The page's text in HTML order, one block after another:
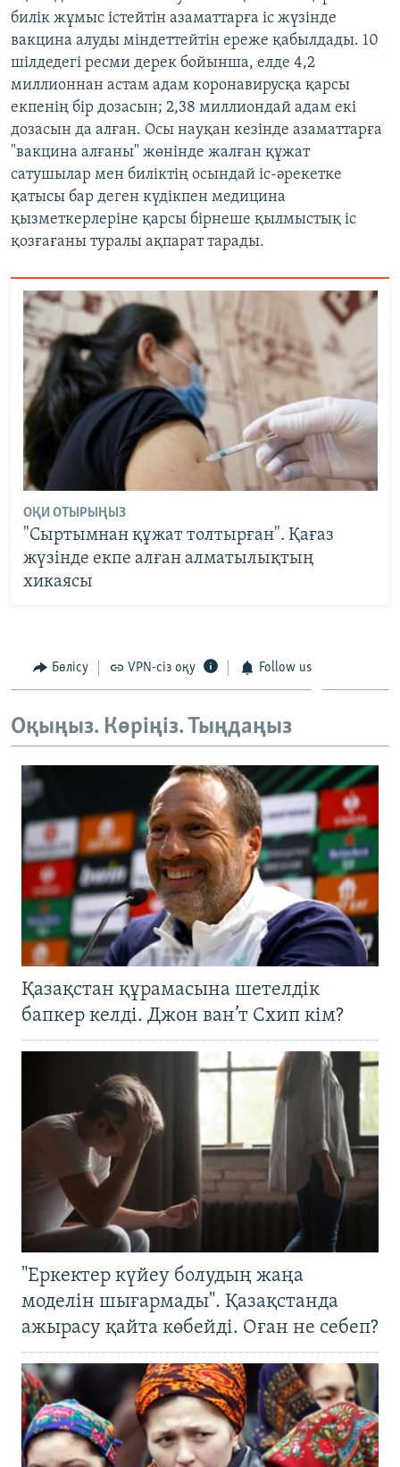
билік жұмыс істейтін азаматтарға іс жүзінде
вакцина алуды міндеттейтін ереже қабылдады. 10
шілдедегі ресми дерек бойынша, елде 4,2
миллионнан астам адам коронавирусқа қарсы
екпенің бір дозасын; 2,38 миллиондай адам екі
дозасын да алған. Осы науқан кезінде азаматтарға
"вакцина алғаны" жөнінде жалған құжат
сатушылар мен биліктің осындай іс-әрекетке
қатысы бар деген күдікпен медицина
қызметкерлеріне қарсы бірнеше қылмыстық іс
қозғағаны туралы ақпарат тарады.
ОҚИ ОТЫРЫҢЫЗ
"Сыртымнан құжат толтырған". Қағаз
жүзінде екпе алған алматылықтың
хикаясы
Бөлісу VPN-сіз оқу Follow us
Оқыңыз. Көріңіз. Тыңдаңыз
Қазақстан құрамасына шетелдік
бапкер келді. Джон ван’т Схип кім?
"Еркектер күйеу болудың жаңа
моделін шығармады". Қазақстанда
ажырасу қайта көбейді. Оған не себеп?